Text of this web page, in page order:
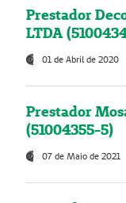
Prestador
LTDA
01 de Abril de 2020
Prestador
(51004355-5)
07 de Maio de 2021